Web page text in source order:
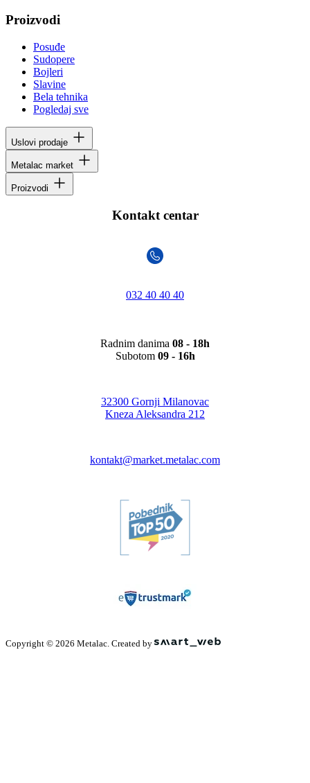
Proizvodi
Posuđe
Sudopere
Bojleri
Slavine
Bela tehnika
Pogledaj sve
Uslovi prodaje
Metalac market
Proizvodi
Kontakt centar
032 40 40 40
Radnim danima 08 - 18h
Subotom 09 - 16h
32300 Gornji Milanovac
Kneza Aleksandra 212
kontakt@market.metalac.com
Copyright © 2026 Metalac. Created by